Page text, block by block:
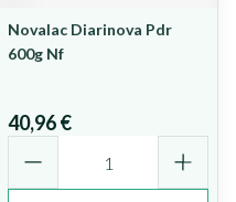
Novalac Diarinova Pdr
600g Nf
40,96 €